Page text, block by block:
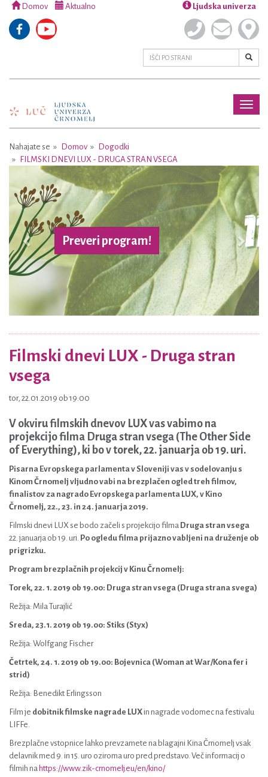
Domov Aktualno Ljudska univerza
Nahajate se Domov
Dogodki
FILMSKI DNEVI LUX - DRUGA STRAN VSEGA
Preveri program!
Previous Next
Filmski dnevi LUX - Druga stran
vsega
tor, 22.01.2019 ob 19:00
V okviru filmskih dnevov LUX vas vabimo na
projekcijo filma Druga stran vsega (The Other Side
of Everything), ki bo v torek, 22. januarja ob 19. uri.
Pisarna Evropskega parlamenta v Sloveniji vas v sodelovanju s
Kinom Črnomelj vljudno vabi na brezplačen ogled treh filmov,
finalistov za nagrado Evropskega parlamenta LUX, v Kino
Črnomelj, 22., 23. in 24. januarja 2019.
Filmski dnevi LUX se bodo začeli s projekcijo filma Druga stran vsega
22. januarja ob 19. uri. Po ogledu filma prijazno vabljeni na druženje ob
prigrizku.
Program brezplačnih projekcij v Kinu Črnomelj:
Torek, 22. 1. 2019 ob 19.00: Druga stran vsega (Druga strana svega)
Režija: Mila Turajlić
Sreda, 23.1. 2019 ob 19.00: Stiks (Styx)
Režija: Wolfgang Fischer
Četrtek, 24. 1. 2019 ob 19.00: Bojevnica (Woman at War/Kona fer i
strid)
Režija: Benedikt Erlingsson
Film je dobitnik filmske nagrade LUXin nagrade vodomec na festivalu
LIFFe.
Brezplačne vstopnice lahko prevzamete na blagajni Kina Črnomelj vsak
delavnik med 9. in 15. uro oziroma uro pred predstavo. Več informacij o
filmih na https://www.zik-crnomelj.eu/en/kino/